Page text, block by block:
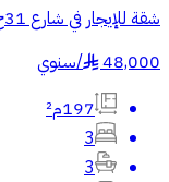
شقة للإيجار في شارع 31ج, حي بدر, مدينة الدمام, المنطقة الشرقية
48,000
§
/سنوي
197م²
3
3